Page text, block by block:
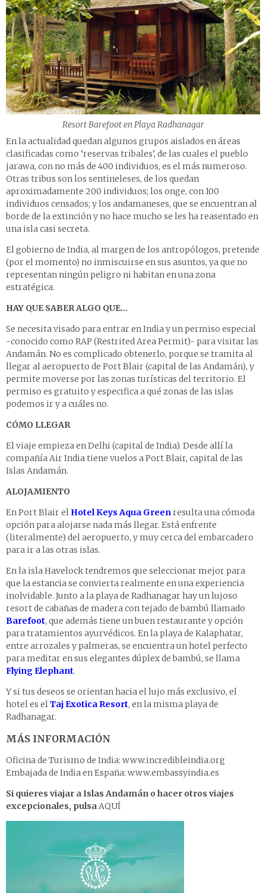
Resort Barefoot en Playa Radhanagar
En la actualidad quedan algunos grupos aislados en áreas
clasificadas como ‘reservas tribales’, de las cuales el pueblo
jarawa, con no más de 400 individuos, es el más numeroso.
Otras tribus son los sentineleses, de los quedan
aproximadamente 200 individuos; los onge, con 100
individuos censados; y los andamaneses, que se encuentran al
borde de la extinción y no hace mucho se les ha reasentado en
una isla casi secreta.
El gobierno de India, al margen de los antropólogos, pretende
(por el momento) no inmiscuirse en sus asuntos, ya que no
representan ningún peligro ni habitan en una zona
estratégica.
HAY QUE SABER ALGO QUE…
Se necesita visado para entrar en India y un permiso especial
-conocido como RAP (Restrited Area Permit)- para visitar las
Andamán. No es complicado obtenerlo, porque se tramita al
llegar al aeropuerto de Port Blair (capital de las Andamán), y
permite moverse por las zonas turísticas del territorio. El
permiso es gratuito y especifica a qué zonas de las islas
podemos ir y a cuáles no.
CÓMO LLEGAR
El viaje empieza en Delhi (capital de India). Desde allí la
compañía Air India tiene vuelos a Port Blair, capital de las
Islas Andamán.
ALOJAMIENTO
En Port Blair el Hotel Keys Aqua Greenresulta una cómoda
opción para alojarse nada más llegar. Está enfrente
(literalmente) del aeropuerto, y muy cerca del embarcadero
para ir a las otras islas.
En la isla Havelock tendremos que seleccionar mejor para
que la estancia se convierta realmente en una experiencia
inolvidable. Junto a la playa de Radhanagar hay un lujoso
resort de cabañas de madera con tejado de bambú llamado
Barefoot, que además tiene un buen restaurante y opción
para tratamientos ayurvédicos. En la playa de Kalaphatar,
entre arrozales y palmeras, se encuentra un hotel perfecto
para meditar en sus elegantes dúplex de bambú, se llama
Flying Elephant.
Y si tus deseos se orientan hacia el lujo más exclusivo, el
hotel es elTaj Exotica Resort, en la misma playa de
Radhanagar.
MÁS INFORMACIÓN
Oficina de Turismo de India: www.incredibleindia.org
Embajada de India en España: www.embassyindia.es
Si quieres viajar a Islas Andamán o hacer otros viajes
excepcionales, pulsaAQUÍ